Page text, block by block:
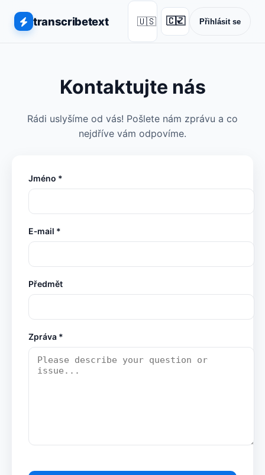
transcribetext 🇺🇸 🇨🇿
▾ Přihlásit se
Kontaktujte nás
Rádi uslyšíme od vás! Pošlete nám zprávu a co
nejdříve vám odpovíme.
Jméno *
E‑mail *
Předmět
Zpráva *